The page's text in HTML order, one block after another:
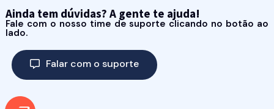
Ainda tem dúvidas? A gente te ajuda!
Fale com o nosso time de suporte clicando no botão ao
lado.
Falar com o suporte